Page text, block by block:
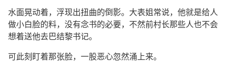
水面晃动着，浮现出扭曲的倒影。大表姐常说，他就是给人
做小白脸的料，没有念书的必要，不然前村长那些人也不会
想着送他去巴结黎书记。
可此刻盯着那张脸，一股恶心忽然涌上来。